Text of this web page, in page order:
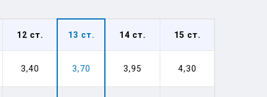
12 ст. 13 ст. 14 ст. 15 ст.
3,40 3,70 3,95 4,30